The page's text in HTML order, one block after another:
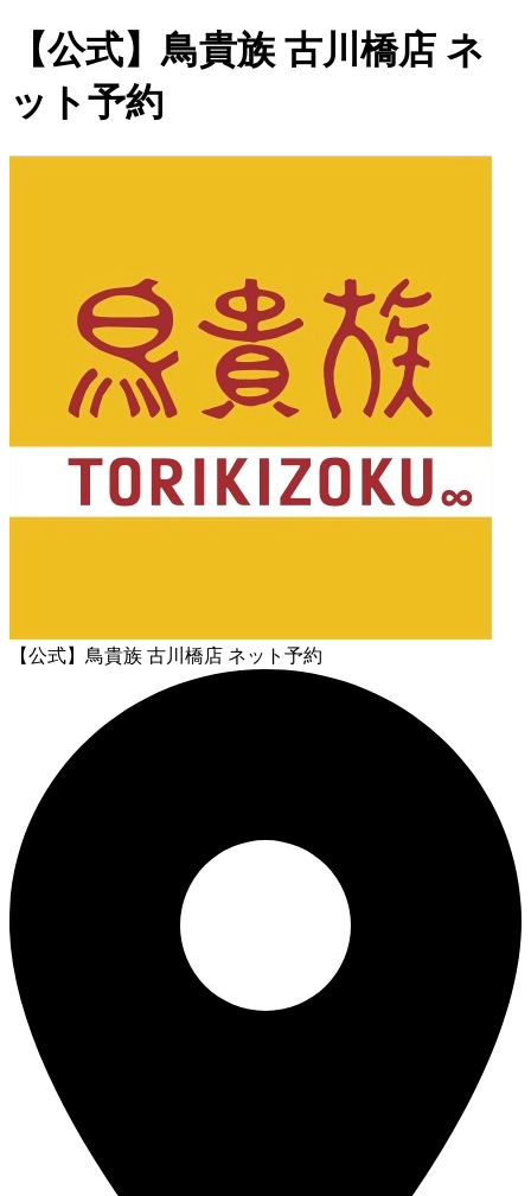
【公式】鳥貴族 古川橋店 ネ
ット予約
【公式】鳥貴族 古川橋店 ネット予約